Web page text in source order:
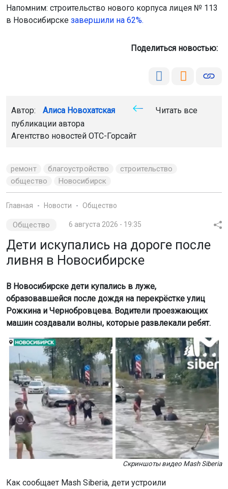
Напомним: строительство нового корпуса лицея № 113
в Новосибирске завершили на 62%.
Поделиться новостью:
Автор: Алиса Новохатская
Читать все
публикации автора
Агентство новостей ОТС-Горсайт
ремонт благоустройство
строительство
общество
Новосибирск
Главная Новости Общество
Общество 6 августа 2026 - 19:35
Дети искупались на дороге после
ливня в Новосибирске
В Новосибирске дети купались в луже,
образовавшейся после дождя на перекрёстке улиц
Рожкина и Чернобровцева. Водители проезжающих
машин создавали волны, которые развлекали ребят.
Скриншоты видео Mash Siberia
Как сообщает Mash Siberia, дети устроили